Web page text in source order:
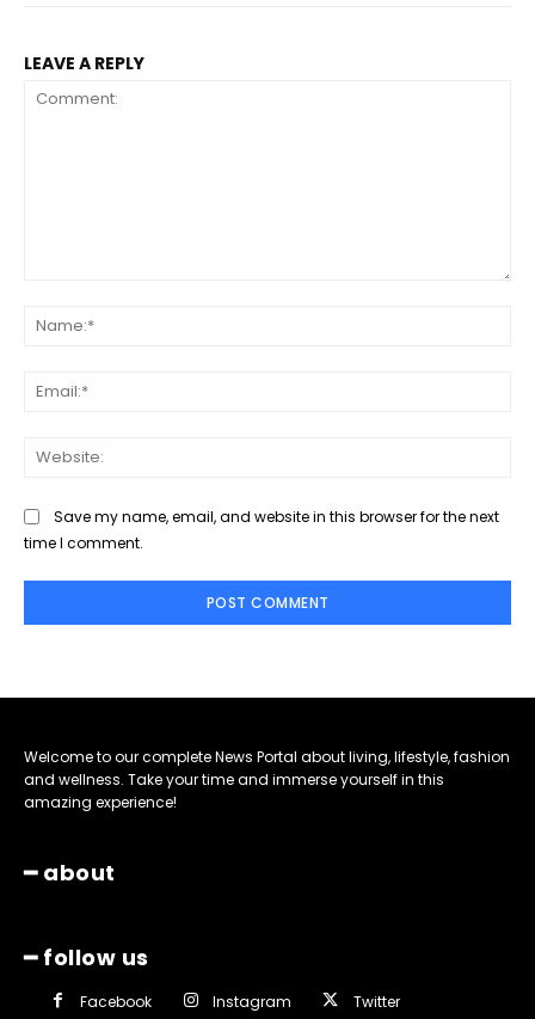
LEAVE A REPLY
Save my name, email, and website in this browser for the next
time I comment.
Welcome to our complete News Portal about living, lifestyle, fashion
and wellness. Take your time and immerse yourself in this
amazing experience!
━ about
━ follow us
Facebook Instagram Twitter